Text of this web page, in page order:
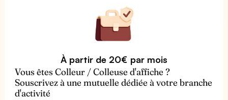
À partir de 20€ par mois
Vous êtes Colleur / Colleuse d'affiche ?
Souscrivez à une mutuelle dédiée à votre branche
d'activité